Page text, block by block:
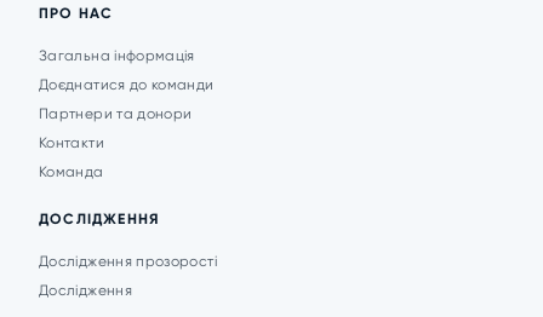
ПРО НАС
Загальна інформація
Доєднатися до команди
Партнери та донори
Контакти
Команда
ДОСЛІДЖЕННЯ
Дослідження прозорості
Дослідження